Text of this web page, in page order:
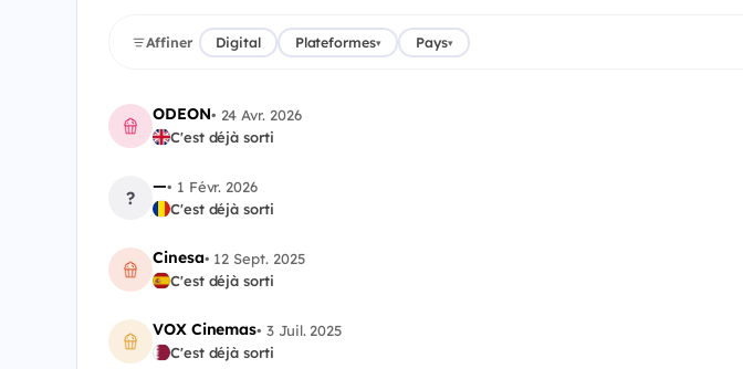
Affiner Digital Plateformes▾ Pays▾
ODEON• 24 Avr. 2026
C'est déjà sorti
?
—• 1 Févr. 2026
C'est déjà sorti
Cinesa• 12 Sept. 2025
C'est déjà sorti
VOX Cinemas•3 Juil. 2025
C'est déjà sorti